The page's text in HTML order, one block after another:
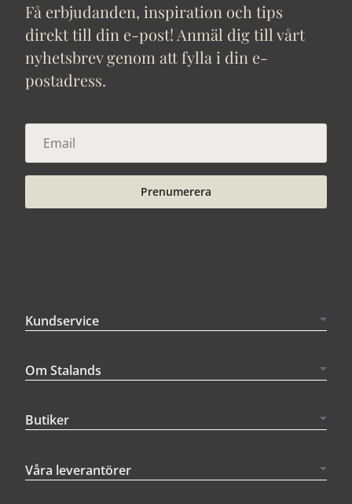
Få erbjudanden, inspiration och tips
direkt till din e-post! Anmäl dig till vårt
nyhetsbrev genom att fylla i din e-
postadress.
Prenumerera
Kundservice
Om Stalands
Butiker
Våra leverantörer